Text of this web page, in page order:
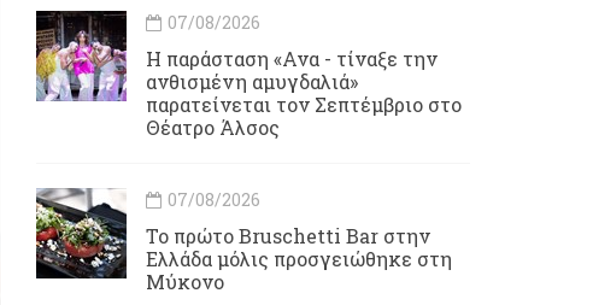
07/08/2026
Η παράσταση «Ανα - τίναξε την
ανθισμένη αμυγδαλιά»
παρατείνεται τον Σεπτέμβριο στο
Θέατρο Άλσος
07/08/2026
Το πρώτο Bruschetti Bar στην
Ελλάδα μόλις προσγειώθηκε στη
Μύκονο